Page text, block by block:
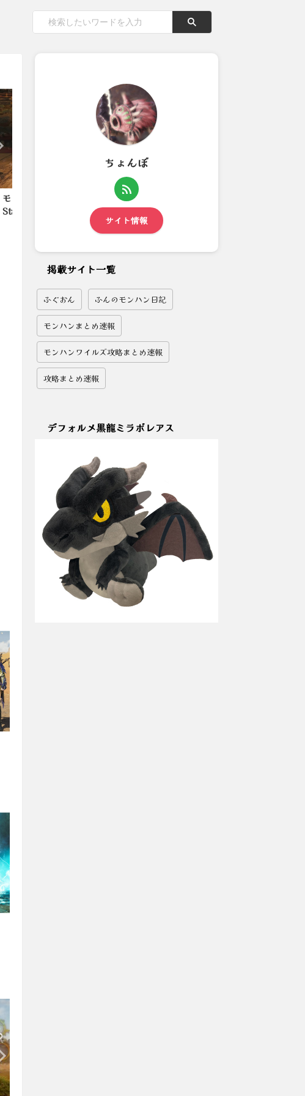
モンハン最高傑作、多すぎ
ちょんぼ
サイト情報
掲載サイト一覧
ふぐおん ふんのモンハン日記
モンハンまとめ速報
モンハンワイルズ攻略まとめ速報
攻略まとめ速報
デフォルメ黒龍ミラボレアス